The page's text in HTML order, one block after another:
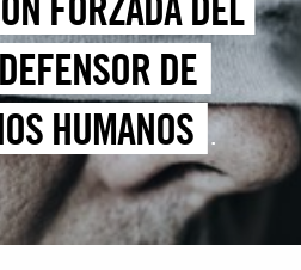
DE
HUMANOS